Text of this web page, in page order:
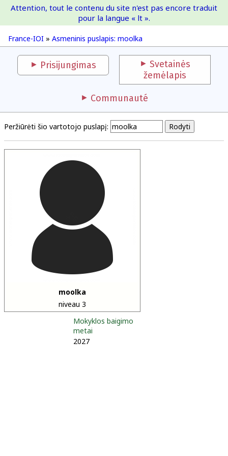
France-IOI
France-IOI » Asmeninis puslapis: moolka
Attention, tout le contenu du site n'est pas encore traduit
pour la langue « lt ».
Prisijungimas
Svetainės
žemėlapis
Communauté
Peržiūrėti šio vartotojo puslapį:
moolka
niveau 3
Mokyklos baigimo
metai
2027